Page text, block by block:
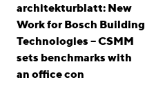
architekturblatt: New
Work for Bosch Building
Technologies – CSMM
sets benchmarks with
an office con